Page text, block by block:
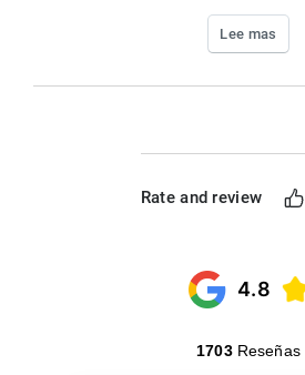
Lee mas
Rate and review